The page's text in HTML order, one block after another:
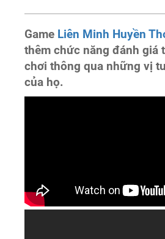
Game Liên Minh Huyền
thêm chức năng đánh giá
chơi thông qua những vị
của họ.